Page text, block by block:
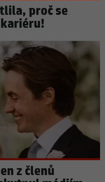
proč se
z členů